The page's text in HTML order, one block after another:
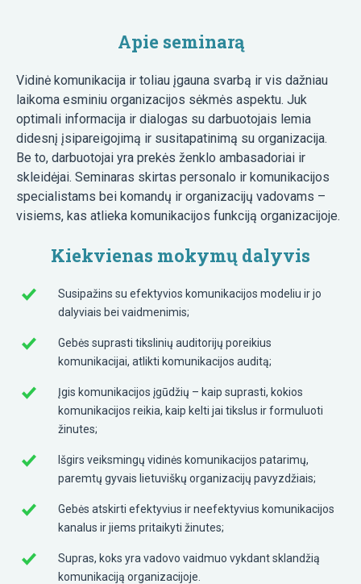
Apie seminarą
Vidinė komunikacija ir toliau įgauna svarbą ir vis dažniau
laikoma esminiu organizacijos sėkmės aspektu. Juk
optimali informacija ir dialogas su darbuotojais lemia
didesnį įsipareigojimą ir susitapatinimą su organizacija.
Be to, darbuotojai yra prekės ženklo ambasadoriai ir
skleidėjai. Seminaras skirtas personalo ir komunikacijos
specialistams bei komandų ir organizacijų vadovams –
visiems, kas atlieka komunikacijos funkciją organizacijoje.
Kiekvienas mokymų dalyvis
Susipažins su efektyvios komunikacijos modeliu ir jo
dalyviais bei vaidmenimis;
Gebės suprasti tikslinių auditorijų poreikius
komunikacijai, atlikti komunikacijos auditą;
Įgis komunikacijos įgūdžių – kaip suprasti, kokios
komunikacijos reikia, kaip kelti jai tikslus ir formuluoti
žinutes;
Išgirs veiksmingų vidinės komunikacijos patarimų,
paremtų gyvais lietuviškų organizacijų pavyzdžiais;
Gebės atskirti efektyvius ir neefektyvius komunikacijos
kanalus ir jiems pritaikyti žinutes;
Supras, koks yra vadovo vaidmuo vykdant sklandžią
komunikaciją organizacijoje.